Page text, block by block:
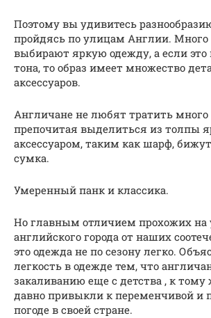
Поэтому вы удивитесь
пройдясь по улицам Англии.
выбирают яркую одежду, а если это
тона, то образ имеет множество
аксессуаров.
Англичане не любят тратить много
препочитая выделиться из толпы
аксессуаром, таким как шарф,
сумка.
Умеренный панк и классика.
Но главным отличием прохожих на
английского города от наших
это одежда не по сезону легко.
легкость в одежде тем, что
закаливанию еще с детства , к тому
давно привыкли к переменчивой и
погоде в своей стране.